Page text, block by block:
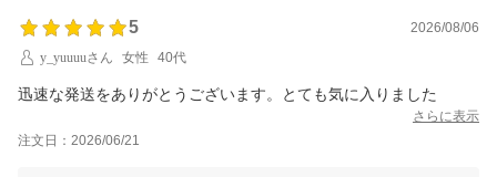
5
2026/08/06
y_yuuuuさん
女性 40代
迅速な発送をありがとうございます。とても気に入りました
さらに表示
注文日：2026/06/21